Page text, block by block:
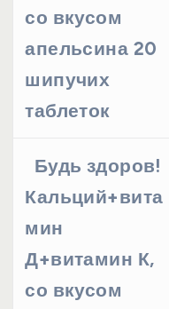
со вкусом
апельсина 20
шипучих
таблеток
Будь здоров!
Кальций+вита
мин
Д+витамин К,
со вкусом